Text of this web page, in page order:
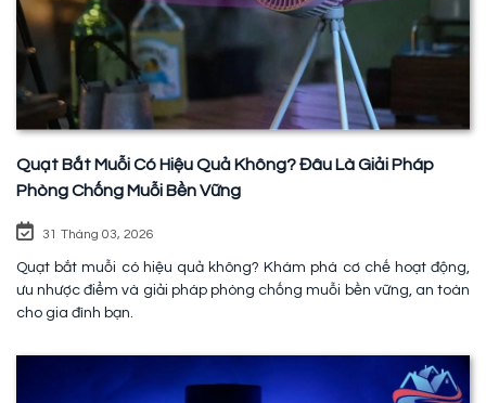
Quạt Bắt Muỗi Có Hiệu Quả Không? Đâu Là Giải Pháp
Phòng Chống Muỗi Bền Vững
31 Tháng 03, 2026
Quạt bắt muỗi có hiệu quả không? Khám phá cơ chế hoạt động,
ưu nhược điểm và giải pháp phòng chống muỗi bền vững, an toàn
cho gia đình bạn.